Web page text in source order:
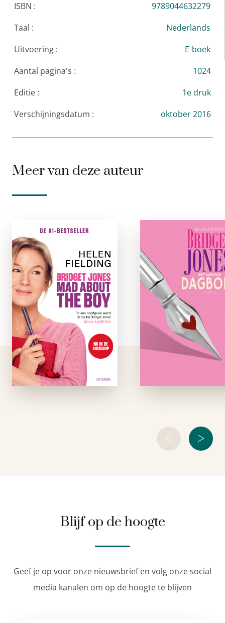
ISBN :
9789044632279
Taal :
Nederlands
Uitvoering :
E-boek
Aantal pagina's :
1024
Editie :
1e druk
Verschijningsdatum :
oktober 2016
Meer van deze auteur
< >
Mad About the
Boy
paperback
Nieuw decennium.
Nieuw dagboek. Wat
doe je als de
zestigste verjaardag
van een vriendin op
dezelfde dag valt als
de dertigste
verjaardag van je
lover? Is het moreel
verwerpelijk om …
Bridget
Het
e-boek
Na het
van haar
dagboek
Bridget Jones
voorbeeld voor
Met haar
een
schrijft
Blijf op de hoogte
Geef je op voor onze nieuwsbrief en volg onze social
media kanalen om op de hoogte te blijven